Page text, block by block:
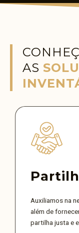
AS
Auxiliamos na
além de
partilha justa e